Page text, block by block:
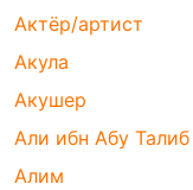
Актёр/артист
Акула
Акушер
Али ибн Абу Талиб
Алим